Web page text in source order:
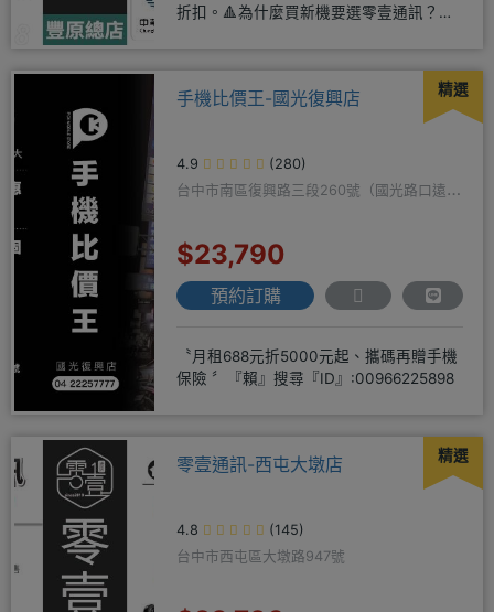
折扣。🔺為什麼買新機要選零壹通訊？
精選
手機比價王-國光復興店
4.9
(280)
台中市南區復興路三段260號（國光路口遠傳
$23,790
預約訂購
〝月租688元折5000元起、攜碼再贈手機
保險 〞『賴』搜尋『ID』:00966225898
精選
零壹通訊-西屯大墩店
4.8
(145)
台中市西屯區大墩路947號